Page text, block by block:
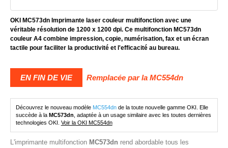
OKI MC573dn Imprimante laser couleur multifonction avec une
véritable résolution de 1200 x 1200 dpi. Ce multifonction MC573dn
couleur A4 combine impression, copie, numérisation, fax et un écran
tactile pour faciliter la productivité et l'efficacité au bureau.
EN FIN DE VIE Remplacée par la MC554dn
Découvrez le nouveau modèle MC554dnde la toute nouvelle gamme OKI. Elle
succède à la MC573dn , adaptée à un usage similaire avec les toutes dernières
technologies OKI. Voir la OKI MC554dn
L'imprimante multifonction MC573dn rend abordable tous les